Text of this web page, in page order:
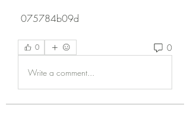
075784b09d
0 0
Write a comment...